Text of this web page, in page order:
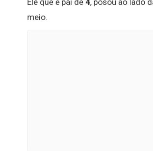
Ele que é pai de 4, posou ao lado
meio.